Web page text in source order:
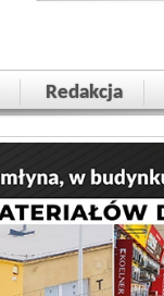
Redakcja